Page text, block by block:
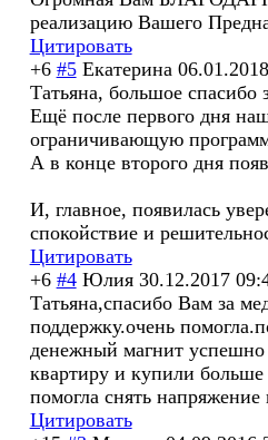
реализацию Вашего
Цитировать
+6 #5 Екатерина
Татьяна, большое спасибо
Ещё после первого дня
ограничивающую
А в конце второго дня
И, главное, появилась
спокойствие и
Цитировать
+6 #4 Юлия 30.12.2017
Татьяна,спасибо Вам за
поддержку.очень
денежный магнит
квартиру и купили
помогла снять
Цитировать